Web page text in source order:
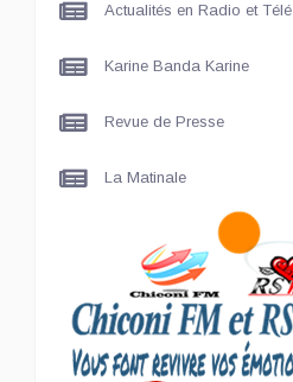
Actualités en Radio et Télé
Karine Banda Karine
Revue de Presse
La Matinale